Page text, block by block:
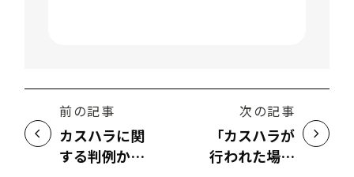
前の記事
カスハラに関
する判例から
次の記事
「カスハラが
行われた場合